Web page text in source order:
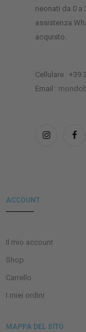
neonati da 0 a
assistenza
acquisto.
Cellulare : +39
Email :
ACCOUNT
Il mio account
Shop
Carrello
I miei ordini
MAPPA DEL SITO